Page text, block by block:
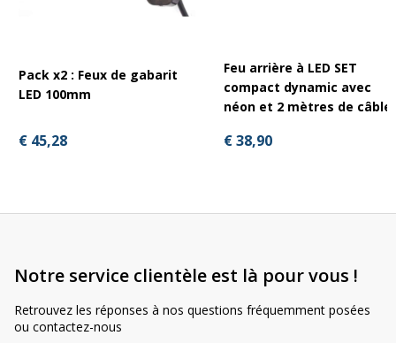
Pack x2 : Feux de gabarit
LED 100mm
€ 45,28
Feu arrière à LED SET
compact dynamic avec
néon et 2 mètres de câble
€ 38,90
Notre service clientèle est là pour vous !
Retrouvez les réponses à nos questions fréquemment posées
ou contactez-nous